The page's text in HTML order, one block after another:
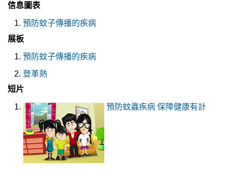
信息圖表
預防蚊子傳播的疾病
展板
預防蚊子傳播的疾病
登革熱
短片
預防蚊蟲疾病 保障健康有計